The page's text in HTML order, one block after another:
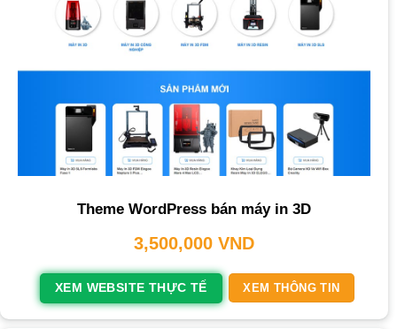
Theme WordPress bán máy in 3D
3,500,000 VND
XEM WEBSITE THỰC TẾ XEM THÔNG TIN